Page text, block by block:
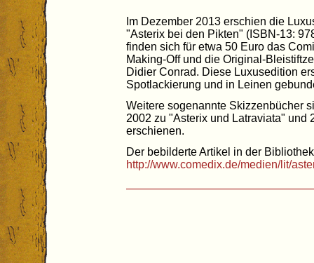
Im Dezember 2013 erschien die
"Asterix bei den Pikten" (ISBN-13:
finden sich für etwa 50 Euro das
Making-Off und die Original-
Didier Conrad. Diese Luxusedition
Spotlackierung und in Leinen
Weitere sogenannte Skizzenbücher
2002 zu "Asterix und Latraviata" und
erschienen.
Der bebilderte Artikel in der
http://www.comedix.de/medien/lit/